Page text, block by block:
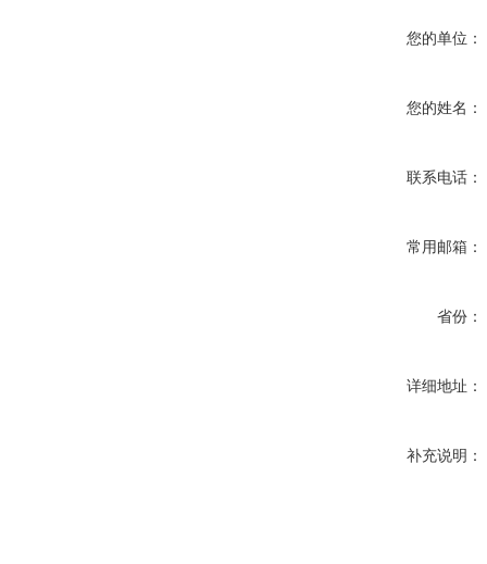
您的单位：
您的姓名：
联系电话：
常用邮箱：
省份：
详细地址：
补充说明：